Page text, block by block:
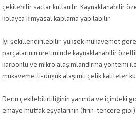
çekilebilir saclar kullanılır. Kaynaklanabilir
kolayca kimyasal kaplama yapılabilir.
İyi şekillendirilebilir, yüksek mukavemet
parçalarının üretiminde kaynaklanabilir
karbonlu ve mikro alaşımlandırma yöntemi
mukavemetli-düşük alaşımlı çelik kaliteler
Derin çekilebilirliliğinin yanında ve içindeki
emaye mutfak eşyalarının (fırın-tencere